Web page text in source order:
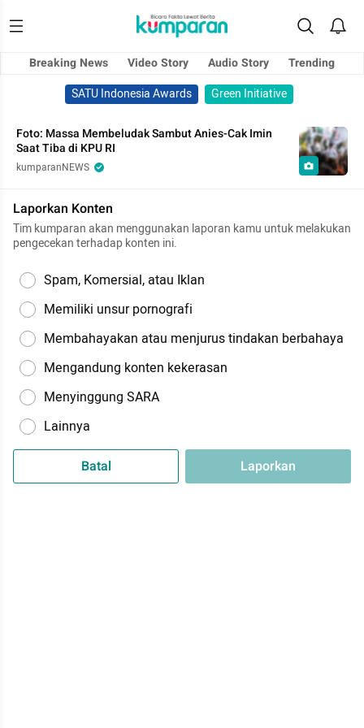
Breaking News Video Story Audio Story
Trending
SATU Indonesia Awards
Green Initiative
Foto: Massa Membeludak Sambut Anies-Cak Imin
Saat Tiba di KPU RI
kumparanNEWS
Laporkan Konten
Tim kumparan akan menggunakan laporan kamu untuk melakukan
pengecekan terhadap konten ini.
Spam, Komersial, atau Iklan
Memiliki unsur pornografi
Membahayakan atau menjurus tindakan berbahaya
Mengandung konten kekerasan
Menyinggung SARA
Lainnya
Batal Laporkan